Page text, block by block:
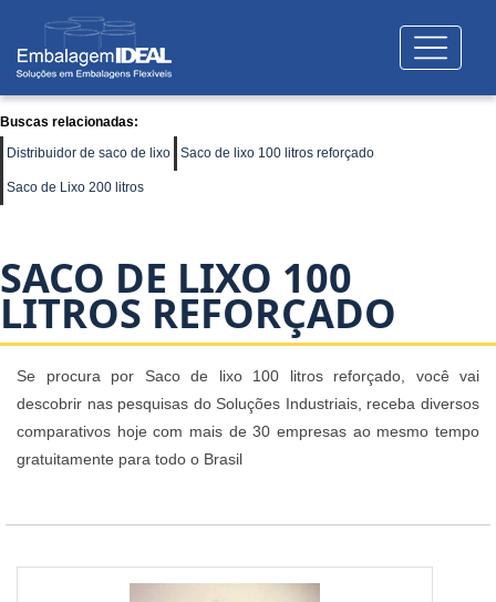
Buscas relacionadas:
Distribuidor de saco de lixo
Saco de lixo 100 litros reforçado
Saco de Lixo 200 litros
SACO DE LIXO 100
LITROS REFORÇADO
Se procura por Saco de lixo 100 litros reforçado, você vai
descobrir nas pesquisas do Soluções Industriais, receba diversos
comparativos hoje com mais de 30 empresas ao mesmo tempo
gratuitamente para todo o Brasil